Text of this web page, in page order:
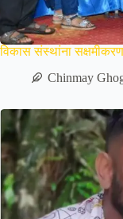
विकास संस्थांना
Chinmay